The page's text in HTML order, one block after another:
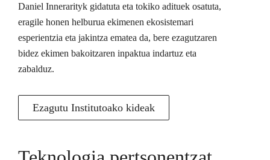
Daniel Innerarityk gidatuta eta tokiko adituek osatuta,
eragile honen helburua ekimenen ekosistemari
esperientzia eta jakintza ematea da, bere ezagutzaren
bidez ekimen bakoitzaren inpaktua indartuz eta
zabalduz.
Ezagutu Institutoako kideak